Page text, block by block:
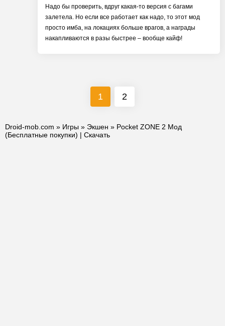
Надо бы проверить, вдруг какая-то версия с багами
залетела. Но если все работает как надо, то этот мод
просто имба, на локациях больше врагов, а награды
накапливаются в разы быстрее – вообще кайф!
1 2
Droid-mob.com » Игры » Экшен » Pocket ZONE 2 Мод
(Бесплатные покупки) | Скачать